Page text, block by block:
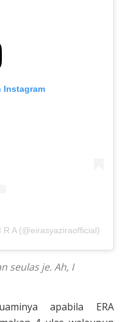
Instagram
R A (@eirasyaziraofficial)
seulas je. Ah, I
apabila ERA